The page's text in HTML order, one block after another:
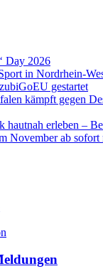
Day 2026
in Nordrhein-
gestartet
kämpft gegen
hautnah erleben –
November ab sofort